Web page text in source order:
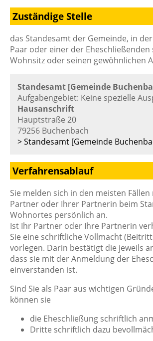
Zuständige Stelle
das Standesamt der Gemeinde, in
Paar oder einer der Eheschließenden
Wohnsitz oder seinen gewöhnlichen
Standesamt [Gemeinde
Aufgabengebiet: Keine spezielle
Hausanschrift
Hauptstraße 20
79256 Buchenbach
> Standesamt [Gemeinde
Verfahrensablauf
Sie melden sich in den meisten
Partner oder Ihrer Partnerin beim
Wohnortes persönlich an.
Ist Ihr Partner oder Ihre Partnerin
Sie eine schriftliche Vollmacht
vorlegen. Darin bestätigt die jeweils
dass sie mit der Anmeldung der
einverstanden ist.
Sind Sie als Paar aus wichtigen
können sie
die Eheschließung schriftlich
Dritte schriftlich dazu